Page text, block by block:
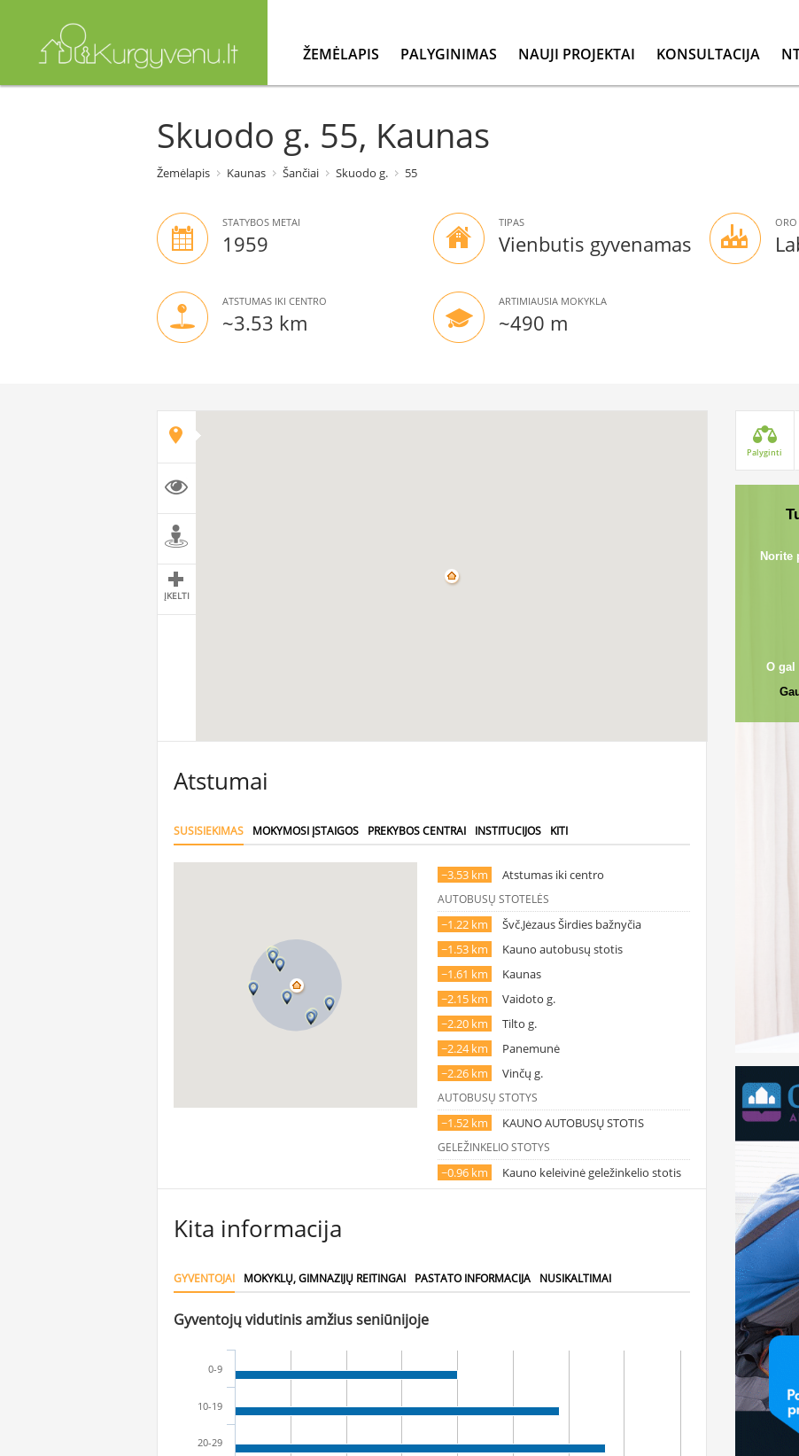
ŽEMĖLAPIS PALYGINIMAS NAUJI PROJEKTAI KONSULTACIJA
Skuodo g. 55, Kaunas
Žemėlapis Kaunas Šančiai Skuodo g. 55
STATYBOS METAI
1959
TIPAS
Vienbutis gyvenamas
ORO
ATSTUMAS IKI CENTRO
~3.53 km
ARTIMIAUSIA MOKYKLA
~490 m
ĮKELTI
Atstumai
SUSISIEKIMAS MOKYMOSI ĮSTAIGOS PREKYBOS CENTRAI INSTITUCIJOS KITI
~3.53 km Atstumas iki centro
AUTOBUSŲ STOTELĖS
~1.22 km
Švč.Jėzaus Širdies bažnyčia
~1.53 km
Kauno autobusų stotis
~1.61 km
Kaunas
~2.15 km
Vaidoto g.
~2.20 km
Tilto g.
~2.24 km
Panemunė
~2.26 km
Vinčų g.
AUTOBUSŲ STOTYS
~1.52 km KAUNO AUTOBUSŲ STOTIS
GELEŽINKELIO STOTYS
~0.96 km Kauno keleivinė geležinkelio stotis
Kita informacija
GYVENTOJAI MOKYKLŲ, GIMNAZIJŲ REITINGAI PASTATO INFORMACIJA NUSIKALTIMAI
Gyventojų vidutinis amžius seniūnijoje
0-9
10-19
20-29
Palyginti
Norite
O gal